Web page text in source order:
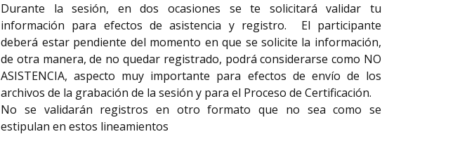
Durante la sesión, en dos ocasiones se te solicitará validar tu
información para efectos de asistencia y registro. El participante
deberá estar pendiente del momento en que se solicite la información,
de otra manera, de no quedar registrado, podrá considerarse como NO
ASISTENCIA, aspecto muy importante para efectos de envío de los
archivos de la grabación de la sesión y para el Proceso de Certificación.
No se validarán registros en otro formato que no sea como se
estipulan en estos lineamientos